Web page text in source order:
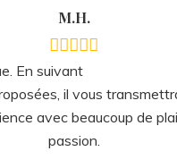
G.D.
riche. J’ai
écoute d’aussi grande
Mr Bouttilier est très
très précises et